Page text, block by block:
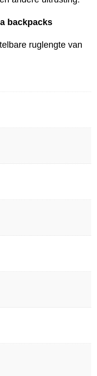
backpacks
ruglengte van